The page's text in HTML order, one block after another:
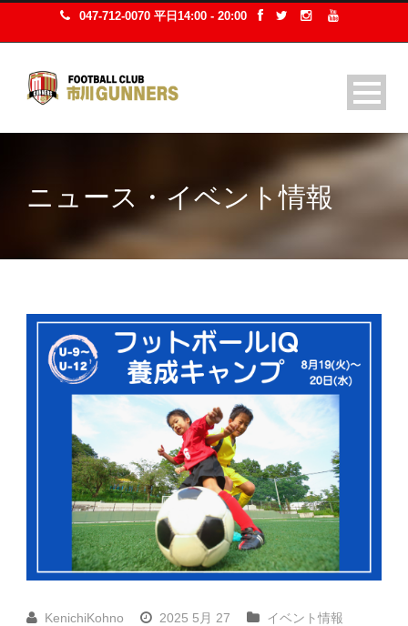
047-712-0070 平日14:00 - 20:00
ニュース・イベント情報
KenichiKohno 2025 5月 27
イベント情報